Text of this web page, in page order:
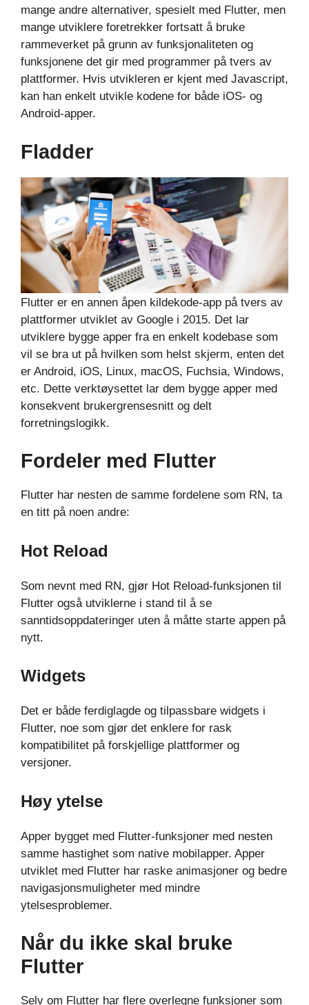
mange andre alternativer, spesielt med Flutter, men
mange utviklere foretrekker fortsatt å bruke
rammeverket på grunn av funksjonaliteten og
funksjonene det gir med programmer på tvers av
plattformer. Hvis utvikleren er kjent med Javascript,
kan han enkelt utvikle kodene for både iOS- og
Android-apper.
Fladder
Flutter er en annen åpen kildekode-app på tvers av
plattformer utviklet av Google i 2015. Det lar
utviklere bygge apper fra en enkelt kodebase som
vil se bra ut på hvilken som helst skjerm, enten det
er Android, iOS, Linux, macOS, Fuchsia, Windows,
etc. Dette verktøysettet lar dem bygge apper med
konsekvent brukergrensesnitt og delt
forretningslogikk.
Fordeler med Flutter
Flutter har nesten de samme fordelene som RN, ta
en titt på noen andre:
Hot Reload
Som nevnt med RN, gjør Hot Reload-funksjonen til
Flutter også utviklerne i stand til å se
sanntidsoppdateringer uten å måtte starte appen på
nytt.
Widgets
Det er både ferdiglagde og tilpassbare widgets i
Flutter, noe som gjør det enklere for rask
kompatibilitet på forskjellige plattformer og
versjoner.
Høy ytelse
Apper bygget med Flutter-funksjoner med nesten
samme hastighet som native mobilapper. Apper
utviklet med Flutter har raske animasjoner og bedre
navigasjonsmuligheter med mindre
ytelsesproblemer.
Når du ikke skal bruke
Flutter
Selv om Flutter har flere overlegne funksjoner som